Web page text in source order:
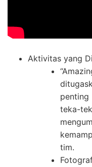
Aktivitas yang
teka-
tim.